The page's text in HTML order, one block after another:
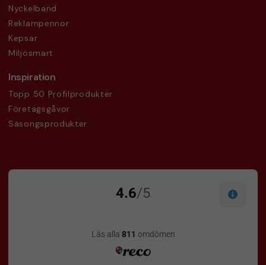
Nyckelband
Reklampennor
Kepsar
Miljösmart
Inspiration
Topp 50 Profilprodukter
Företagsgåvor
Säsongsprodukter